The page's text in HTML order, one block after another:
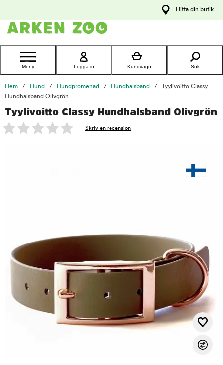
Kontakta
Hitta din butik
Meny Logga in Kundvagn Sök
Hem Hund Hundpromenad Hundhalsband
Tyylivoitto Classy
Hundhalsband Olivgrön
Tyylivoitto Classy Hundhalsband Olivgrön
Skriv en recension
foo